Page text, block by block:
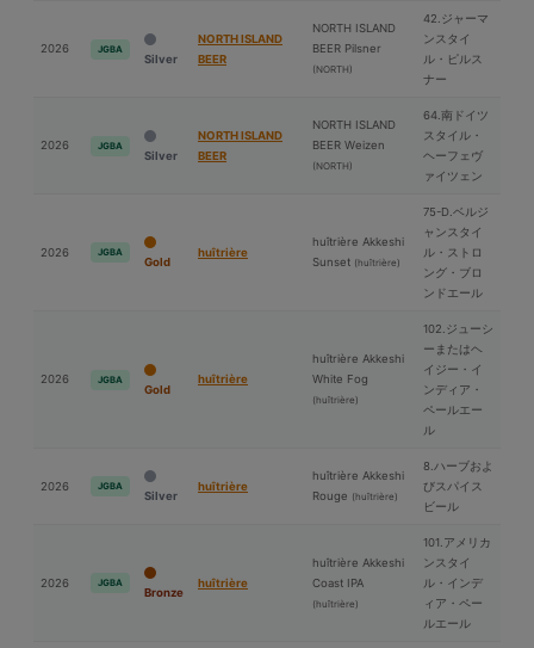
2026 JGBA
Silver
NORTH ISLAND
BEER
NORTH ISLAND
BEER Pilsner
(NORTH)
42.ジャーマ
ンスタイ
ル・ピルス
ナー
2026 JGBA
Silver
NORTH ISLAND
BEER
NORTH ISLAND
BEER Weizen
(NORTH)
64.南ドイツ
スタイル・
ヘーフェヴ
ァイツェン
2026 JGBA
Gold
huîtrière
huîtrière Akkeshi
Sunset (huîtrière)
75-D.ベルジ
ャンスタイ
ル・ストロ
ング・ブロ
ンドエール
2026 JGBA
Gold
huîtrière
huîtrière Akkeshi
White Fog
(huîtrière)
102.ジューシ
ーまたはヘ
イジー・イ
ンディア・
ペールエー
ル
2026 JGBA
Silver
huîtrière
huîtrière Akkeshi
Rouge (huîtrière)
8.ハーブおよ
びスパイス
ビール
2026 JGBA
Bronze
huîtrière
huîtrière Akkeshi
Coast IPA
(huîtrière)
101.アメリカ
ンスタイ
ル・インデ
ィア・ペー
ルエール